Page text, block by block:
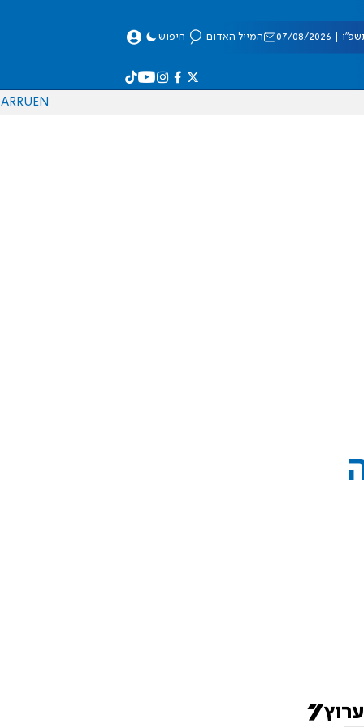
08/2026 המייל האדום חיפוש
EN
RU
AR